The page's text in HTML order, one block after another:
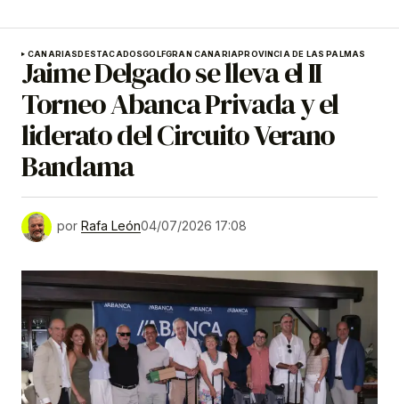
CANARIAS DESTACADOSGOLFGRAN CANARIAPROVINCIA DE LAS PALMAS
Jaime Delgado se lleva el II
Torneo Abanca Privada y el
liderato del Circuito Verano
Bandama
por Rafa León04/07/2026 17:08